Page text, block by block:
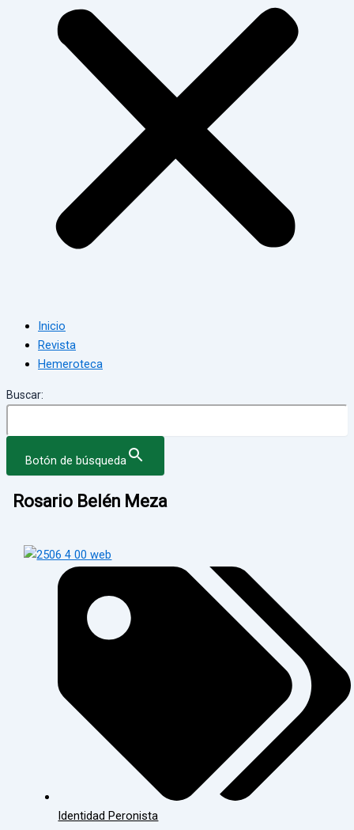
Inicio
Revista
Hemeroteca
Buscar:
Botón de búsqueda
Rosario Belén Meza
Identidad Peronista